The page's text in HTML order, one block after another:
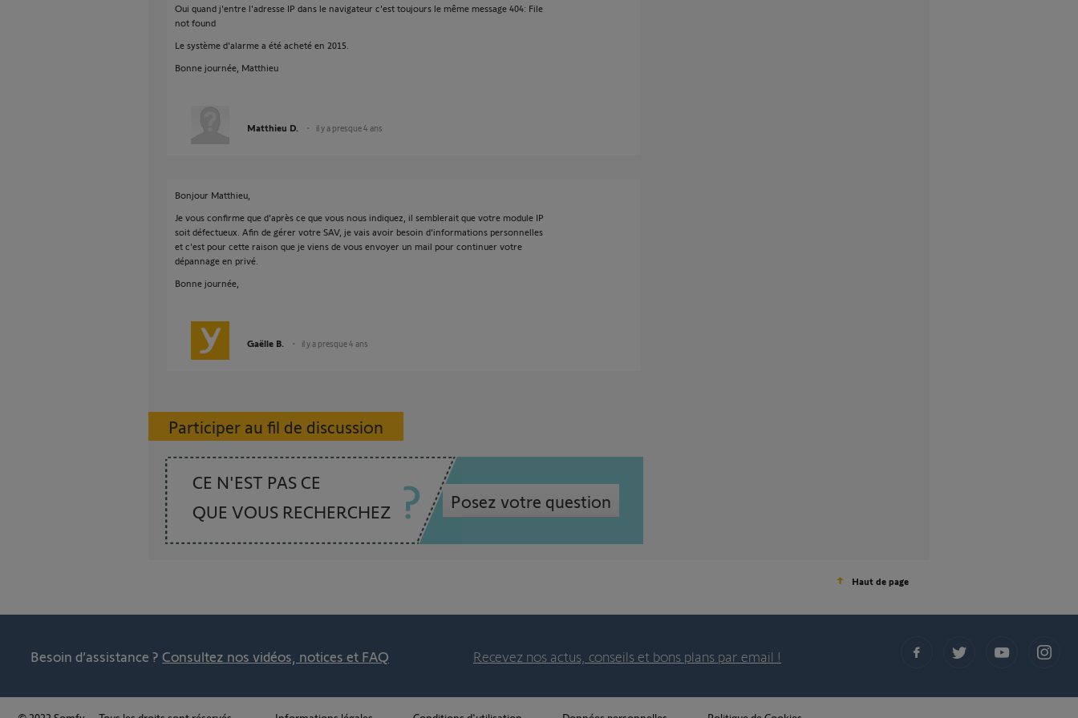
Oui quand j'entre l'adresse IP dans le navigateur c'est toujours le même message 404: File
not found
Le système d'alarme a été acheté en 2015.
Bonne journée, Matthieu
Matthieu D. il y a presque 4 ans
Bonjour Matthieu,
Je vous confirme que d'après ce que vous nous indiquez, il semblerait que votre module IP
soit défectueux. Afin de gérer votre SAV, je vais avoir besoin d'informations personnelles
et c'est pour cette raison que je viens de vous envoyer un mail pour continuer votre
dépannage en privé.
Bonne journée,
Gaëlle B. il y a presque 4 ans
Participer au fil de discussion
CE N'EST PAS CE
QUE VOUS RECHERCHEZ
Posez votre question
Haut de page
Besoin d’assistance ? Consultez nos vidéos, notices et FAQ Recevez nos actus, conseils et bons plans par email !